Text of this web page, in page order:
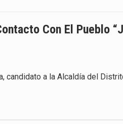
Con El Pueblo
candidato a la Alcaldía del